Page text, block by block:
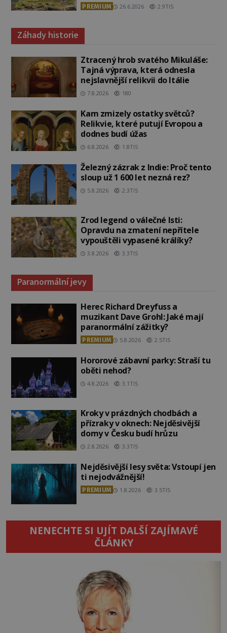
PREMIUM 26.6.2026 2.9TIS
Záhady historie
Ztracený hrob svatého Mikuláše:
Tajná výprava, která odnesla
nejslavnější relikvii do Itálie
7.8.2026 180
Kam zmizely ostatky světců?
Relikvie, které putují Evropou a
dodnes budí úžas
6.8.2026 1.8TIS
Železný zázrak z Indie: Proč tento
sloup už 1 600 let nezná rez?
5.8.2026 2.3TIS
Zrod legend o válečné lsti:
Opravdu na zmatení nepřítele
vypouštěli vypasené králíky?
3.8.2026 3.3TIS
Paranormální jevy
Herec Richard Dreyfuss a
muzikant Dave Grohl: Jaké mají
paranormální zážitky?
PREMIUM 5.8.2026 2.5TIS
Hororové zábavní parky: Straší tu
oběti nehod?
4.8.2026 3.1TIS
Kroky v prázdných chodbách a
přízraky v oknech: Nejděsivější
domy v Česku budí hrůzu
2.8.2026 3.3TIS
Nejděsivější lesy světa: Vstoupí jen
ti nejodvážnější!
PREMIUM 1.8.2026 3.5TIS
NENECHTE SI UJÍT DALŠÍ ZAJÍMAVÉ
ČLÁNKY